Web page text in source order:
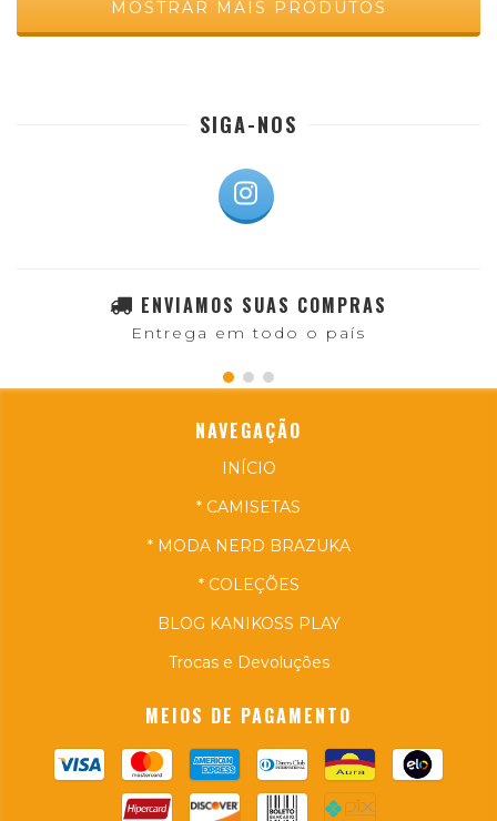
MOSTRAR MAIS PRODUTOS
SIGA-NOS
ENVIAMOS SUAS COMPRAS
Entrega em todo o país
NAVEGAÇÃO
INÍCIO
* CAMISETAS
* MODA NERD BRAZUKA
* COLEÇÕES
BLOG KANIKOSS PLAY
Trocas e Devoluções
MEIOS DE PAGAMENTO